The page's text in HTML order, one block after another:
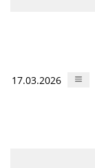
17.03.2026